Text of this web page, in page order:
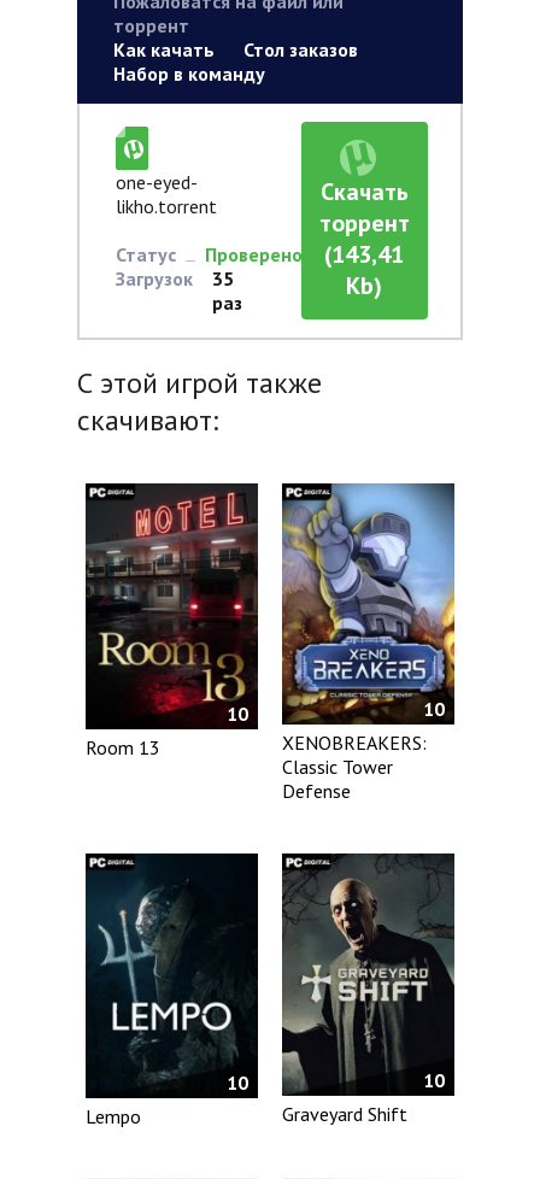
торрент
Как качать
Стол заказов
Набор в команду
one-eyed-
likho.torrent
Статус
Проверено
Загрузок
35
раз
Скачать
торрент
(143,41
Kb)
С этой игрой также
скачивают:
10
Room 13
10
XENOBREAKERS:
Classic Tower
Defense
10
Lempo
10
Graveyard Shift